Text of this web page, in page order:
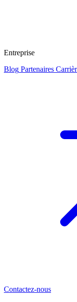
Entreprise
Blog Partenaires
Contactez-nous